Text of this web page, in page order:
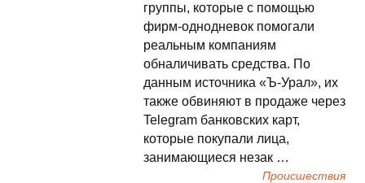
группы, которые с помощью
фирм-однодневок помогали
реальным компаниям
обналичивать средства. По
данным источника «Ъ-Урал», их
также обвиняют в продаже через
Telegram банковских карт,
которые покупали лица,
занимающиеся незак …
Происшествия